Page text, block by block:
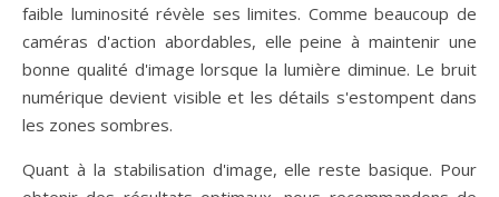
faible luminosité révèle ses limites. Comme beaucoup de
caméras d'action abordables, elle peine à maintenir une
bonne qualité d'image lorsque la lumière diminue. Le bruit
numérique devient visible et les détails s'estompent dans
les zones sombres.
Quant à la stabilisation d'image, elle reste basique. Pour